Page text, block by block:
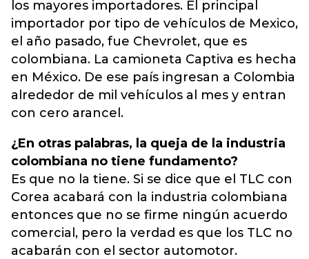
los mayores importadores. El principal
importador por tipo de vehículos de Mexico,
el año pasado, fue Chevrolet, que es
colombiana. La camioneta Captiva es hecha
en México. De ese país ingresan a Colombia
alrededor de mil vehículos al mes y entran
con cero arancel.
¿En otras palabras, la queja de la industria
colombiana no tiene fundamento?
Es que no la tiene. Si se dice que el TLC con
Corea acabará con la industria colombiana
entonces que no se firme ningún acuerdo
comercial, pero la verdad es que los TLC no
acabarán con el sector automotor.